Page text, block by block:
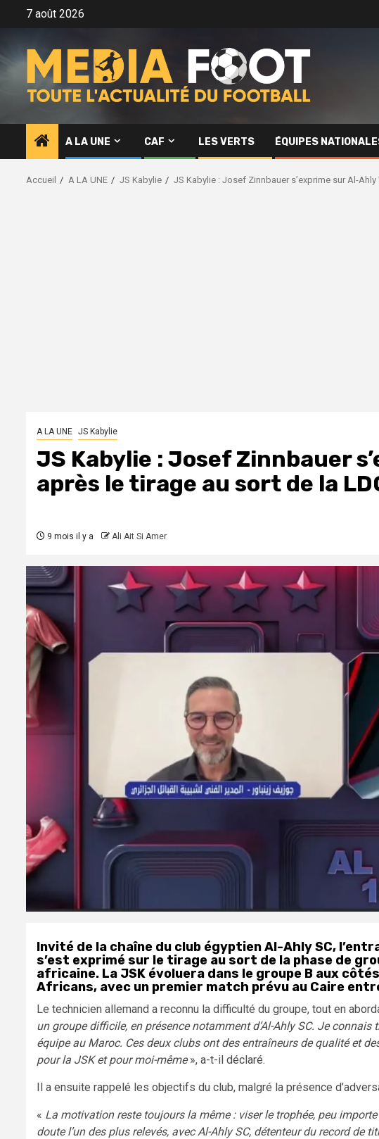
7 août 2026
A LA UNE CAF LES VERTS ÉQUIPES
Accueil A LA UNE JS Kabylie JS Kabylie : Josef Zinnbauer s’exprime sur Al-
A LA UNE JS Kabylie
JS Kabylie : Josef Zinnbauer
après le tirage au sort de la
9 mois il y a Ali Ait Si Amer
Invité de la chaîne du club égyptien Al-Ahly SC,
s’est exprimé sur le tirage au sort de la phase de
africaine. La JSK évoluera dans le groupe B aux côtés
Africans, avec un premier match prévu au Caire
Le technicien allemand a reconnu la difficulté du groupe, tout en
un groupe difficile, en présence notamment d’Al-Ahly SC. Je connais
équipe au Maroc. Ces deux clubs ont des entraîneurs de qualité et
pour la JSK et pour moi-même», a-t-il déclaré.
Il a ensuite rappelé les objectifs du club, malgré la présence
« La motivation reste toujours la même : viser le trophée, peu
doute l’un des plus relevés, avec Al-Ahly SC, détenteur du record de